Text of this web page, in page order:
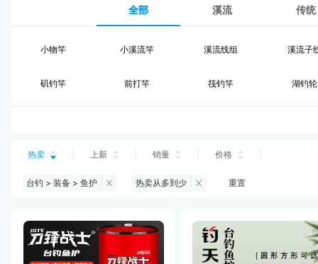
全部 溪流 传统
小物竿 小溪流竿 溪流线组 溪流子
矶钓竿 前打竿 筏钓竿 湖钓轮
台钓仕挂 台钓钩
钓鱼伞 台钓服饰 台钓装备
黑坑浮漂 黑坑配件 黑坑钓灯 黑坑网
黑坑饵料 马口竿 路亚竿 雷强竿
热卖 上新 销量 价格
台钓 > 装备 > 鱼护 热卖从多到少 重置